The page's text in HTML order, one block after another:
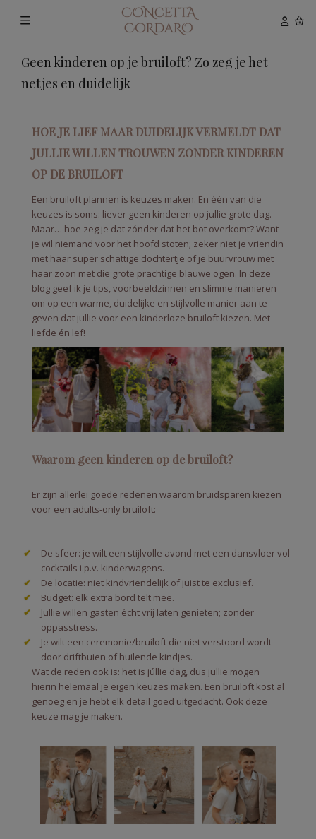
Geen kinderen op je bruiloft? Zo zeg je het
netjes en duidelijk
HOE JE LIEF MAAR DUIDELIJK VERMELDT DAT
JULLIE WILLEN TROUWEN ZONDER KINDEREN
OP DE BRUILOFT
Een bruiloft plannen is keuzes maken. En één van die
keuzes is soms: liever geen kinderen op jullie grote dag.
Maar… hoe zeg je dat zónder dat het bot overkomt? Want
je wil niemand voor het hoofd stoten; zeker niet je vriendin
met haar super schattige dochtertje of je buurvrouw met
haar zoon met die grote prachtige blauwe ogen. In deze
blog geef ik je tips, voorbeeldzinnen en slimme manieren
om op een warme, duidelijke en stijlvolle manier aan te
geven dat jullie voor een kinderloze bruiloft kiezen. Met
liefde én lef!
Waarom geen kinderen op de bruiloft?
Er zijn allerlei goede redenen waarom bruidsparen kiezen
voor een adults-only bruiloft:
De sfeer: je wilt een stijlvolle avond met een dansvloer vol
cocktails i.p.v. kinderwagens.
De locatie: niet kindvriendelijk of juist te exclusief.
Budget: elk extra bord telt mee.
Jullie willen gasten écht vrij laten genieten; zonder
oppasstress.
Je wilt een ceremonie/bruiloft die niet verstoord wordt
door driftbuien of huilende kindjes.
Wat de reden ook is: het is júllie dag, dus jullie mogen
hierin helemaal je eigen keuzes maken. Een bruiloft kost al
genoeg en je hebt elk detail goed uitgedacht. Ook deze
keuze mag je maken.